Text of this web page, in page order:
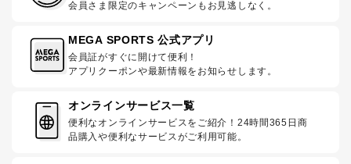
会員さま限定のキャンペーンもお見逃しなく。
MEGA SPORTS 公式アプリ
会員証がすぐに開けて便利！
アプリクーポンや最新情報をお知らせします。
オンラインサービス一覧
便利なオンラインサービスをご紹介！24時間365日商
品購入や便利なサービスがご利用可能。